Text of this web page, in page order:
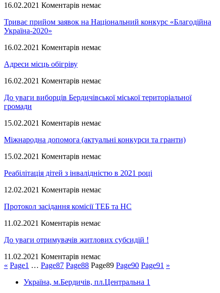
16.02.2021 Коментарів немає
Триває прийом заявок на Національний конкурс «Благодійна
Україна-2020»
16.02.2021 Коментарів немає
Адреси місць обігріву
16.02.2021 Коментарів немає
До уваги виборців Бердичівської міської територіальної
громади
15.02.2021 Коментарів немає
Міжнародна допомога (актуальні конкурси та гранти)
15.02.2021 Коментарів немає
Реабілітація дітей з інвалідністю в 2021 році
12.02.2021 Коментарів немає
Протокол засідання комісії ТЕБ та НС
11.02.2021 Коментарів немає
До уваги отримувачів житлових субсидій !
11.02.2021 Коментарів немає
« Page1 … Page87 Page88 Page89 Page90 Page91 »
Україна, м.Бердичів, пл.Центральна 1